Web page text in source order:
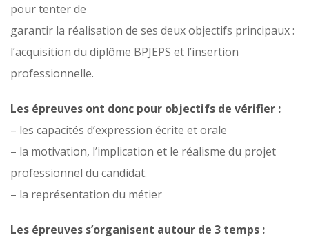
pour tenter de
garantir la réalisation de ses deux objectifs principaux :
l’acquisition du diplôme BPJEPS et l’insertion
professionnelle.
Les épreuves ont donc pour objectifs de vérifier :
– les capacités d’expression écrite et orale
– la motivation, l’implication et le réalisme du projet
professionnel du candidat.
– la représentation du métier
Les épreuves s’organisent autour de 3 temps :